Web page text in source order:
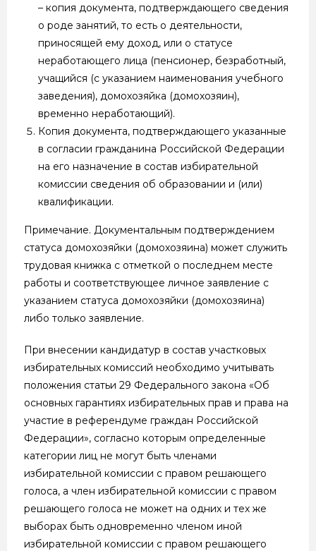
– копия документа, подтверждающего сведения
о роде занятий, то есть о деятельности,
приносящей ему доход, или о статусе
неработающего лица (пенсионер, безработный,
учащийся (с указанием наименования учебного
заведения), домохозяйка (домохозяин),
временно неработающий).
Копия документа, подтверждающего указанные
в согласии гражданина Российской Федерации
на его назначение в состав избирательной
комиссии сведения об образовании и (или)
квалификации.
Примечание. Документальным подтверждением
статуса домохозяйки (домохозяина) может служить
трудовая книжка с отметкой о последнем месте
работы и соответствующее личное заявление с
указанием статуса домохозяйки (домохозяина)
либо только заявление.
При внесении кандидатур в состав участковых
избирательных комиссий необходимо учитывать
положения статьи 29 Федерального закона «Об
основных гарантиях избирательных прав и права на
участие в референдуме граждан Российской
Федерации», согласно которым определенные
категории лиц не могут быть членами
избирательной комиссии с правом решающего
голоса, а член избирательной комиссии с правом
решающего голоса не может на одних и тех же
выборах быть одновременно членом иной
избирательной комиссии с правом решающего